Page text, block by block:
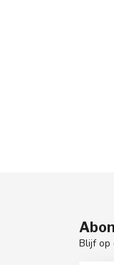
Blijf op